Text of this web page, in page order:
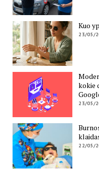
Kuo
23/05/
kokie
23/05/
22/05/